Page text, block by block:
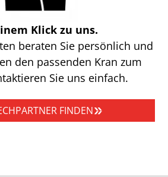
Klick zu uns.
beraten Sie persönlich und
den passenden Kran zum
Sie uns einfach.
FINDEN